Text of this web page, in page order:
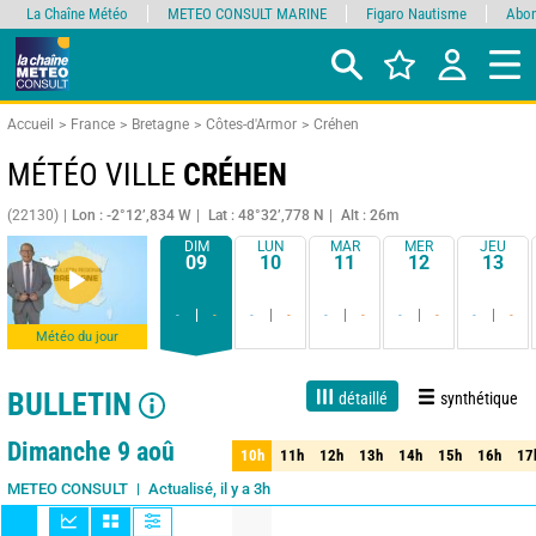
Accueil France Bretagne Côtes-d'Armor Créhen
MÉTÉO VILLE CRÉHEN
(22130) Lon : -2°12’,834 W Lat : 48°32’,778 N Alt : 26m
Météo du jour
DIM
09
- -
LUN
10
- -
MAR
11
- -
MER
12
- -
JEU
13
- -
BULLETIN détaillé synthétique
Live 1 jour 3 jours 15 jours Fiabilité 75%
Dimanche 9 aoû
METEO CONSULT Actualisé, il y a 3h
10h 11h 12h 13h 14h 15h 16h
10h 11h 12h 13h 14h 15h 16h
La Chaîne Météo METEO CONSULT MARINE Figaro Nautisme